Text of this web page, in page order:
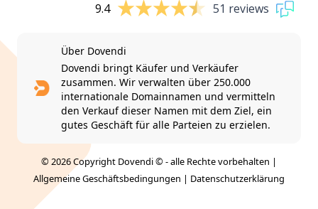
9.4 51 reviews
Über Dovendi
Dovendi bringt Käufer und Verkäufer
zusammen. Wir verwalten über 250.000
internationale Domainnamen und vermitteln
den Verkauf dieser Namen mit dem Ziel, ein
gutes Geschäft für alle Parteien zu erzielen.
© 2026 Copyright Dovendi © - alle Rechte vorbehalten |
Allgemeine Geschäftsbedingungen | Datenschutzerklärung